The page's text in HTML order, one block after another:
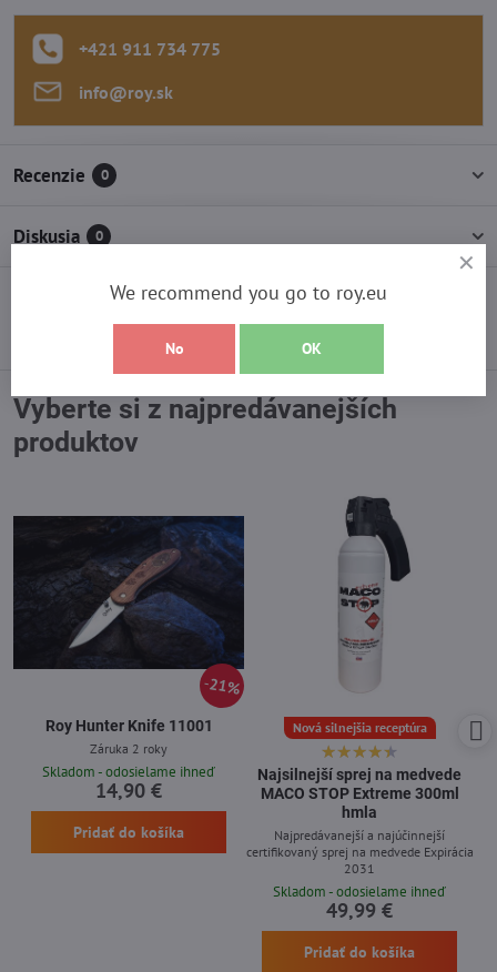
+421 911 734 775
info​@roy​.sk
Recenzie 0
Diskusia 0
Vyberte si z najpredávanejších
produktov
21%
Roy Hunter Knife 11001
Záruka 2 roky
Skladom - odosielame ihneď
14,90 €
Pridať do košíka
Nová silnejšia receptúra
Najsilnejší sprej na medvede
MACO STOP Extreme 300ml
hmla
Najpredávanejší a najúčinnejší
certifikovaný sprej na medvede Expirácia
2031
Skladom - odosielame ihneď
49,99 €
Pridať do košíka
We recommend you go to roy.eu
No OK